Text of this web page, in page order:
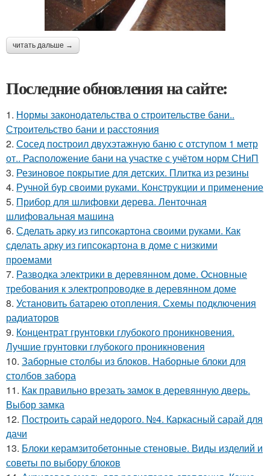
читать дальше →
Последние обновления на сайте:
1. Нормы законодательства о строительстве бани..
Строительство бани и расстояния
2. Сосед построил двухэтажную баню с отступом 1 метр
от.. Расположение бани на участке с учётом норм СНиП
3. Резиновое покрытие для детских. Плитка из резины
4. Ручной бур своими руками. Конструкции и применение
5. Прибор для шлифовки дерева. Ленточная
шлифовальная машина
6. Сделать арку из гипсокартона своими руками. Как
сделать арку из гипсокартона в доме с низкими
проемами
7. Разводка электрики в деревянном доме. Основные
требования к электропроводке в деревянном доме
8. Установить батарею отопления. Схемы подключения
радиаторов
9. Концентрат грунтовки глубокого проникновения.
Лучшие грунтовки глубокого проникновения
10. Заборные столбы из блоков. Наборные блоки для
столбов забора
11. Как правильно врезать замок в деревянную дверь.
Выбор замка
12. Построить сарай недорого. №4. Каркасный сарай для
дачи
13. Блоки керамзитобетонные стеновые. Виды изделий и
советы по выбору блоков